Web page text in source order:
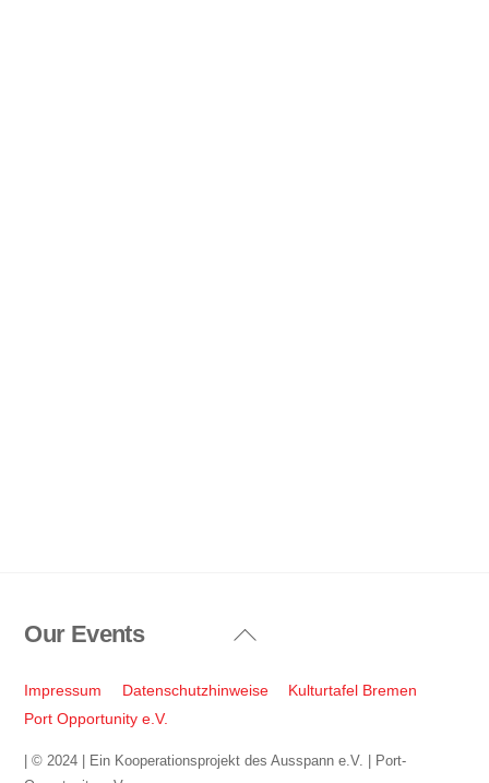
Back
Top
Our Events
Impressum Datenschutzhinweise
Kulturtafel Bremen
Port Opportunity e.V.
| © 2024 | Ein Kooperationsprojekt des Ausspann e.V. | Port-